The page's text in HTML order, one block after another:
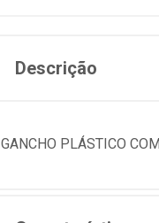
Descrição
GANCHO PLÁSTICO